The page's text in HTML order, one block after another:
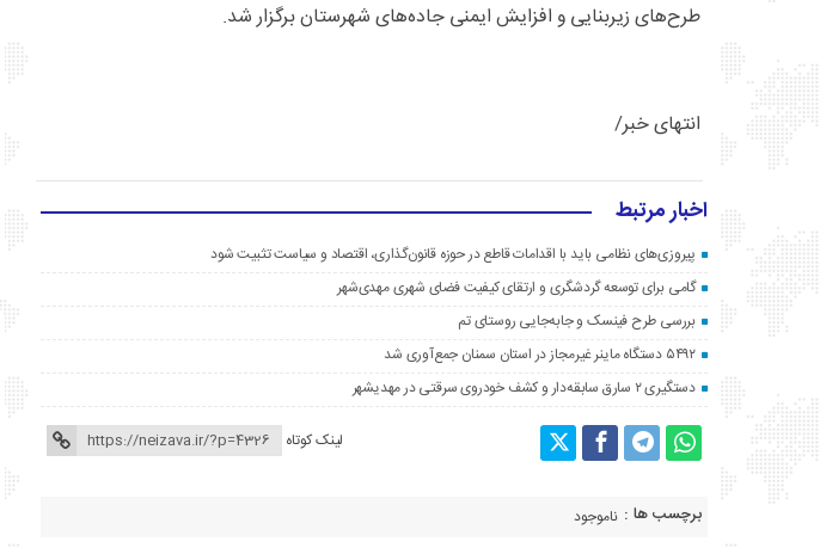
طرح‌های زیربنایی و افزایش ایمنی جاده‌های شهرستان برگزار شد.
انتهای خبر/
اخبار مرتبط
پیروزی‌های نظامی باید با اقدامات قاطع در حوزه قانون‌گذاری، اقتصاد و سیاست تثبیت شود
گامی برای توسعه گردشگری و ارتقای کیفیت فضای شهری مهدی‌شهر
بررسی طرح فینسک و جابه‌جایی روستای تم
۵۴۹۲ دستگاه ماینر غیرمجاز در استان سمنان جمع‌آوری شد
دستگیری ۲ سارق سابقه‌دار و کشف خودروی سرقتی در مهدیشهر
لینک کوتاه
برچسب ها : ناموجود